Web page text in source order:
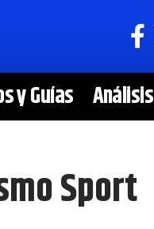
y Guías Análisis
Sport